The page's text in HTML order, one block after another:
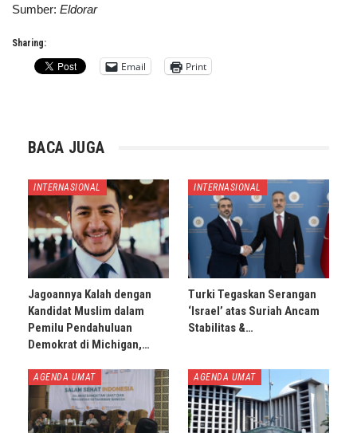
Sumber: Eldorar
Sharing:
Email Print
BACA JUGA
INTERNASIONAL
Jagoannya Kalah dengan
Kandidat Muslim dalam
Pemilu Pendahuluan
Demokrat di Michigan,…
INTERNASIONAL
Turki Tegaskan Serangan
‘Israel’ atas Suriah Ancam
Stabilitas &…
AGENDA UMAT AGENDA UMAT